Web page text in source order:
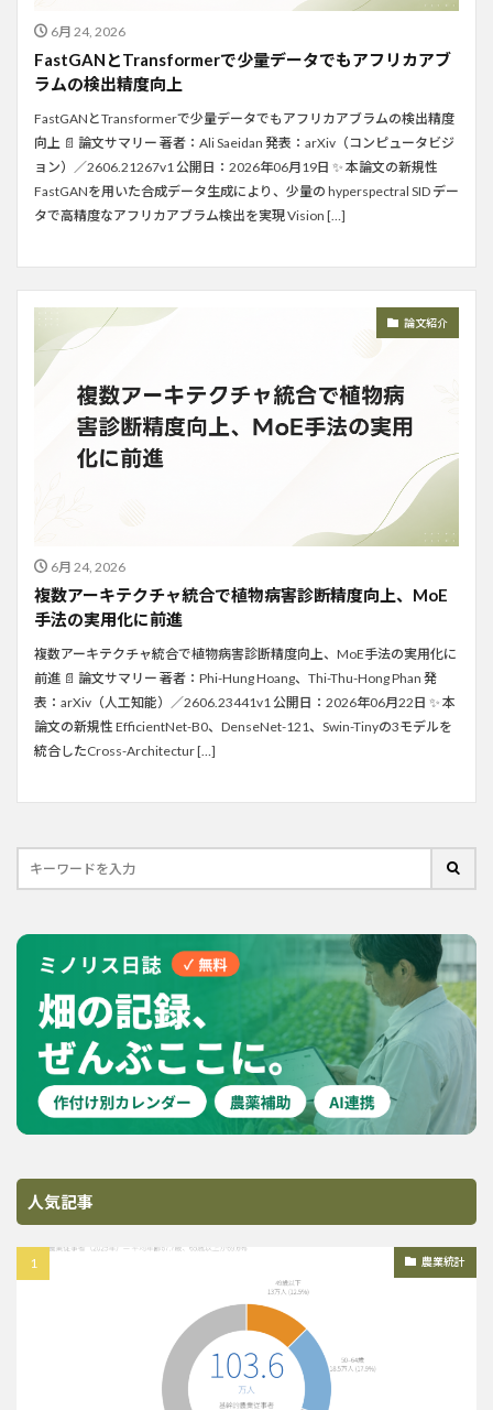
6月 24, 2026
FastGANとTransformerで少量データでもアフリカアブ
ラムの検出精度向上
FastGANとTransformerで少量データでもアフリカアブラムの検出精度
向上 📄 論文サマリー 著者：Ali Saeidan 発表：arXiv（コンピュータビジ
ョン）／2606.21267v1 公開日：2026年06月19日 ✨ 本論文の新規性
FastGANを用いた合成データ生成により、少量の hyperspectral SID デー
タで高精度なアフリカアブラム検出を実現 Vision […]
論文紹介
6月 24, 2026
複数アーキテクチャ統合で植物病害診断精度向上、MoE
手法の実用化に前進
複数アーキテクチャ統合で植物病害診断精度向上、MoE手法の実用化に
前進 📄 論文サマリー 著者：Phi-Hung Hoang、Thi-Thu-Hong Phan 発
表：arXiv（人工知能）／2606.23441v1 公開日：2026年06月22日 ✨ 本
論文の新規性 EfficientNet-B0、DenseNet-121、Swin-Tinyの3モデルを
統合したCross-Architectur […]
人気記事
農業統計